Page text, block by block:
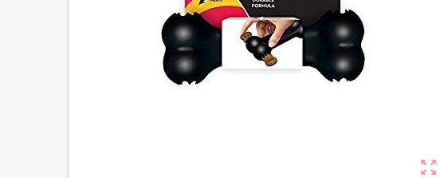
zoom_out_map